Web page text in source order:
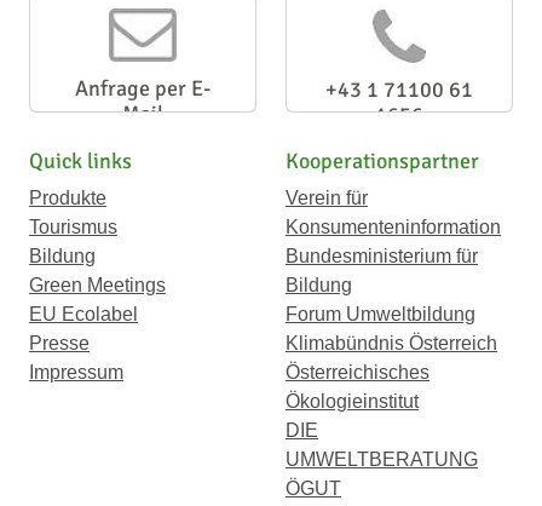
Anfrage per E-
Mail
+43 1 71100 61
1656
Quick links
Produkte
Tourismus
Bildung
Green Meetings
EU Ecolabel
Presse
Impressum
Kooperationspartner
Verein für
Konsumenteninformation
Bundesministerium für
Bildung
Forum Umweltbildung
Klimabündnis Österreich
Österreichisches
Ökologieinstitut
DIE
UMWELTBERATUNG
ÖGUT